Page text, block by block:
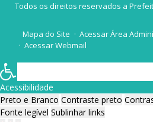
Todos os direitos reservados a
Mapa do Site
Acessar Área
Acessar Webmail
Acessibilidade
Preto e Branco Contraste preto
Fonte legível Sublinhar links